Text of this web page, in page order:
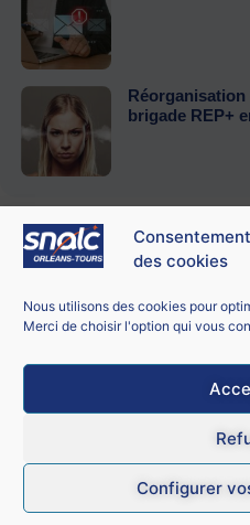
des cookies
Nous utilisons des cookies pour
Merci de choisir l'option qui vous
Configurer
brigade REP+
Contacter le
21 bis rue
18100